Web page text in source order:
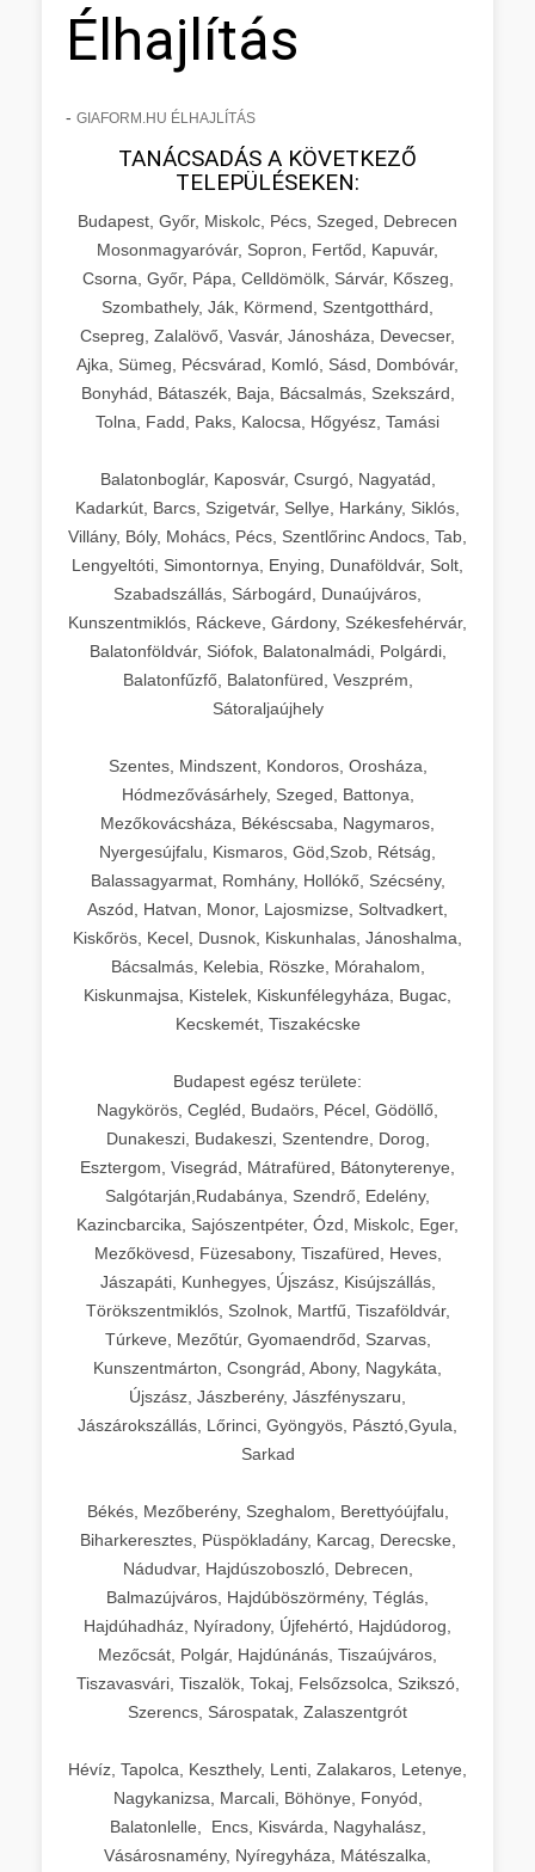
Élhajlítás
- GIAFORM.HU ÉLHAJLÍTÁS
TANÁCSADÁS A KÖVETKEZŐ
TELEPÜLÉSEKEN:
Budapest, Győr, Miskolc, Pécs, Szeged, Debrecen
Mosonmagyaróvár, Sopron, Fertőd, Kapuvár,
Csorna, Győr, Pápa, Celldömölk, Sárvár, Kőszeg,
Szombathely, Ják, Körmend, Szentgotthárd,
Csepreg, Zalalövő, Vasvár, Jánosháza, Devecser,
Ajka, Sümeg, Pécsvárad, Komló, Sásd, Dombóvár,
Bonyhád, Bátaszék, Baja, Bácsalmás, Szekszárd,
Tolna, Fadd, Paks, Kalocsa, Hőgyész, Tamási
Balatonboglár, Kaposvár, Csurgó, Nagyatád,
Kadarkút, Barcs, Szigetvár, Sellye, Harkány, Siklós,
Villány, Bóly, Mohács, Pécs, Szentlőrinc Andocs, Tab,
Lengyeltóti, Simontornya, Enying, Dunaföldvár, Solt,
Szabadszállás, Sárbogárd, Dunaújváros,
Kunszentmiklós, Ráckeve, Gárdony, Székesfehérvár,
Balatonföldvár, Siófok, Balatonalmádi, Polgárdi,
Balatonfűzfő, Balatonfüred, Veszprém,
Sátoraljaújhely
Szentes, Mindszent, Kondoros, Orosháza,
Hódmezővásárhely, Szeged, Battonya,
Mezőkovácsháza, Békéscsaba, Nagymaros,
Nyergesújfalu, Kismaros, Göd,Szob, Rétság,
Balassagyarmat, Romhány, Hollókő, Szécsény,
Aszód, Hatvan, Monor, Lajosmizse, Soltvadkert,
Kiskőrös, Kecel, Dusnok, Kiskunhalas, Jánoshalma,
Bácsalmás, Kelebia, Röszke, Mórahalom,
Kiskunmajsa, Kistelek, Kiskunfélegyháza, Bugac,
Kecskemét, Tiszakécske
Budapest egész területe:
Nagykörös, Cegléd, Budaörs, Pécel, Gödöllő,
Dunakeszi, Budakeszi, Szentendre, Dorog,
Esztergom, Visegrád, Mátrafüred, Bátonyterenye,
Salgótarján,Rudabánya, Szendrő, Edelény,
Kazincbarcika, Sajószentpéter, Ózd, Miskolc, Eger,
Mezőkövesd, Füzesabony, Tiszafüred, Heves,
Jászapáti, Kunhegyes, Újszász, Kisújszállás,
Törökszentmiklós, Szolnok, Martfű, Tiszaföldvár,
Túrkeve, Mezőtúr, Gyomaendrőd, Szarvas,
Kunszentmárton, Csongrád, Abony, Nagykáta,
Újszász, Jászberény, Jászfényszaru,
Jászárokszállás, Lőrinci, Gyöngyös, Pásztó,Gyula,
Sarkad
Békés, Mezőberény, Szeghalom, Berettyóújfalu,
Biharkeresztes, Püspökladány, Karcag, Derecske,
Nádudvar, Hajdúszoboszló, Debrecen,
Balmazújváros, Hajdúböszörmény, Téglás,
Hajdúhadház, Nyíradony, Újfehértó, Hajdúdorog,
Mezőcsát, Polgár, Hajdúnánás, Tiszaújváros,
Tiszavasvári, Tiszalök, Tokaj, Felsőzsolca, Szikszó,
Szerencs, Sárospatak, Zalaszentgrót
Hévíz, Tapolca, Keszthely, Lenti, Zalakaros, Letenye,
Nagykanizsa, Marcali, Böhönye, Fonyód,
Balatonlelle, Encs, Kisvárda, Nagyhalász,
Vásárosnamény, Nyíregyháza, Mátészalka,